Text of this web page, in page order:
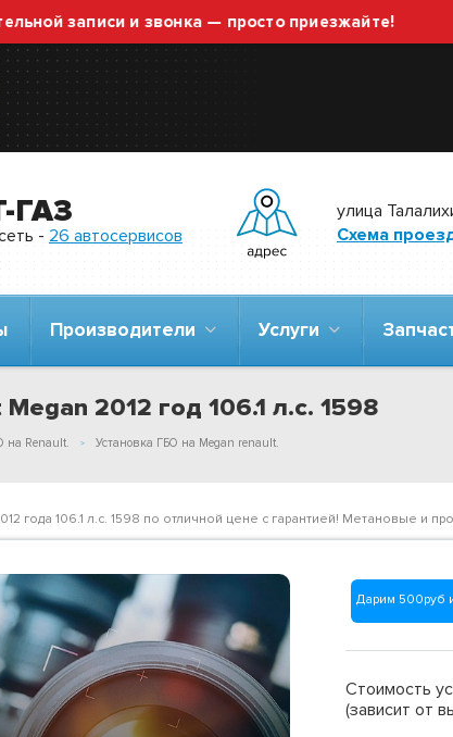
записи и звонка — просто приезжайте!
ГАЗ
- 26 автосервисов
улица
Схема
Производители Услуги
2012 год 106.1 л.с. 1598
на Renault. Установка ГБО на Megan renault.
года 106.1 л.с. 1598 по отличной цене с гарантией! Метановые и
Дарим 500руб
Стоимость
(зависит от